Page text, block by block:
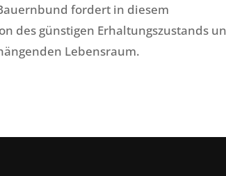
fordert in diesem
des günstigen Erhaltungszustands
Lebensraum.